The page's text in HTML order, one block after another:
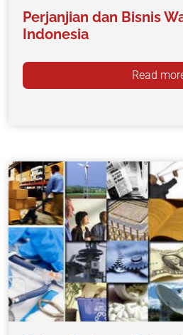
Perjanjian dan Bisnis
Indonesia
Read